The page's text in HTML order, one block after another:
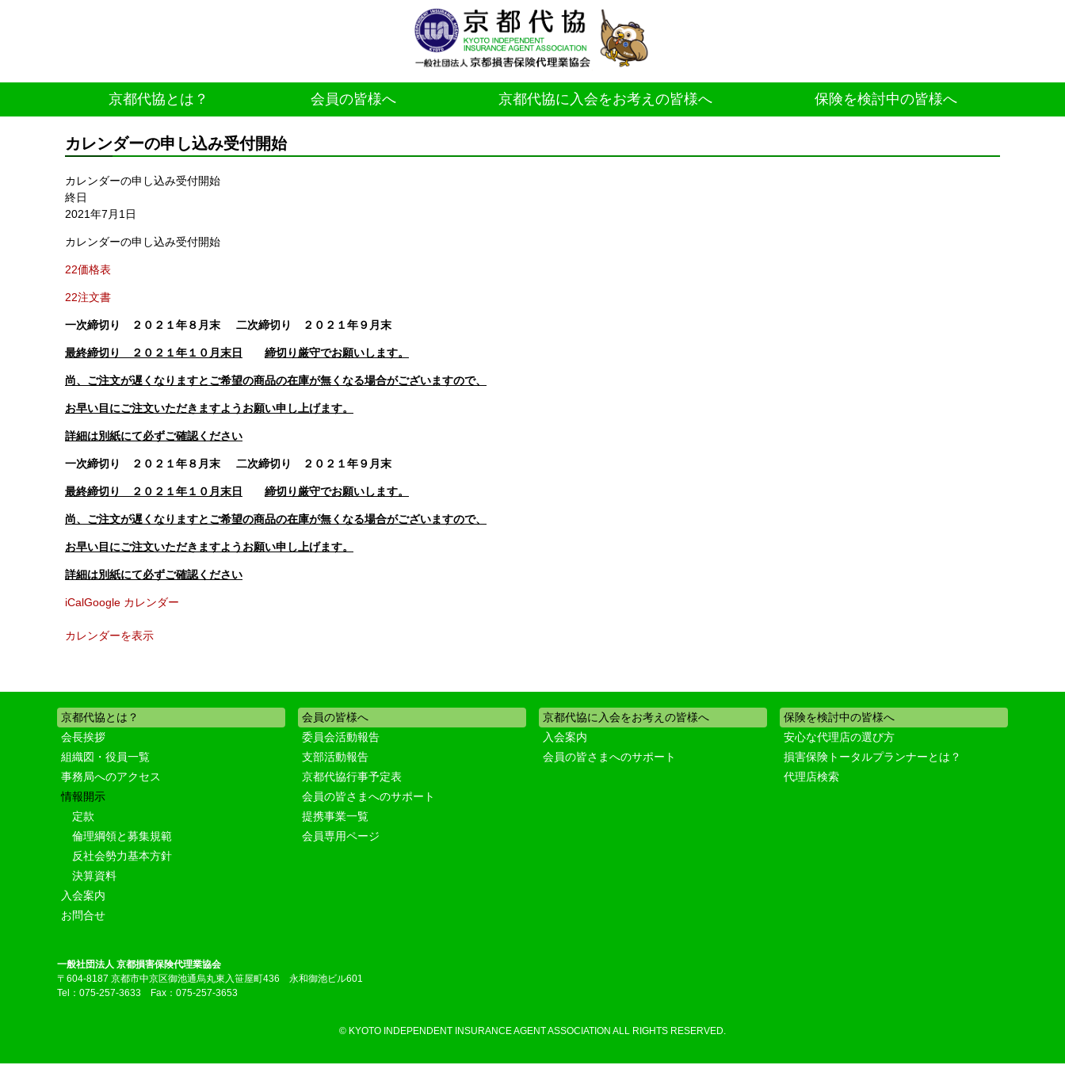
京都代協とは？ 会員の皆様へ 京都代協に入会をお考えの皆様へ 保険を検討中の皆様へ
カレンダーの申し込み受付開始
カレンダーの申し込み受付開始
終日
2021年7月1日
カレンダーの申し込み受付開始
22価格表
22注文書
一次締切り ２０２１年８月末 二次締切り ２０２１年９月末
最終締切り ２０２１年１０月末日 締切り厳守でお願いします。
尚、ご注文が遅くなりますとご希望の商品の在庫が無くなる場合がございますので、
お早い目にご注文いただきますようお願い申し上げます。
詳細は別紙にて必ずご確認ください
一次締切り ２０２１年８月末 二次締切り ２０２１年９月末
最終締切り ２０２１年１０月末日 締切り厳守でお願いします。
尚、ご注文が遅くなりますとご希望の商品の在庫が無くなる場合がございますので、
お早い目にご注文いただきますようお願い申し上げます。
詳細は別紙にて必ずご確認ください
iCalGoogle カレンダー
カレンダーを表示
京都代協とは？
会長挨拶
組織図・役員一覧
事務局へのアクセス
情報開示
定款
倫理綱領と募集規範
反社会勢力基本方針
決算資料
入会案内
お問合せ
会員の皆様へ
委員会活動報告
支部活動報告
京都代協行事予定表
会員の皆さまへのサポート
提携事業一覧
会員専用ページ
京都代協に入会をお考えの皆様へ
入会案内
会員の皆さまへのサポート
保険を検討中の皆様へ
安心な代理店の選び方
損害保険トータルプランナーとは？
代理店検索
一般社団法人 京都損害保険代理業協会
〒604-8187 京都市中京区御池通烏丸東入笹屋町436 永和御池ビル601
Tel：075-257-3633 Fax：075-257-3653
© KYOTO INDEPENDENT INSURANCE AGENT ASSOCIATION ALL RIGHTS RESERVED.